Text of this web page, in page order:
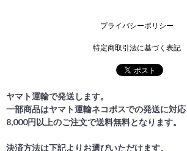
プライバシーポリシー
特定商取引法に基づく表記
ヤマト運輸で発送します。
一部商品はヤマト運輸ネコポスでの発送に対応
8,000円以上のご注文で送料無料となります。
決済方法は下記よりお選びいただけます。